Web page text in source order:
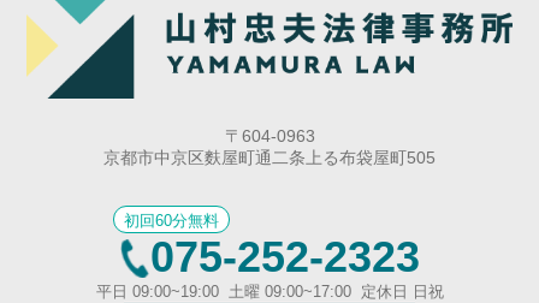
〒604-0963
京都市中京区麩屋町通二条上る布袋屋町505
初回60分無料
075-252-2323
平日 09:00~19:00 土曜 09:00~17:00 定休日 日祝